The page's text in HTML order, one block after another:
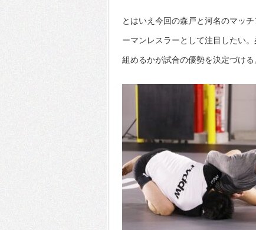
とはいえ今回の森戸と河名のマッ
ーマンレスラーとして注目したい
組めるかが試合の優勢を決定づける